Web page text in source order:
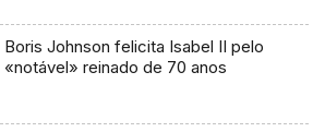
Boris Johnson felicita Isabel II pelo
«notável» reinado de 70 anos